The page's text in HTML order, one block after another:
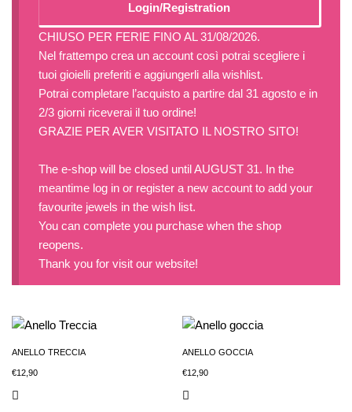
Login/Registration
CHIUSO PER FERIE FINO AL 31/08/2026.
Nel frattempo crea un account così potrai scegliere i
tuoi gioielli preferiti e aggiungerli alla wishlist.
Potrai completare l’acquisto a partire dal 31 agosto e in
2/3 giorni riceverai il tuo ordine!
GRAZIE PER AVER VISITATO IL NOSTRO SITO!
The e-shop will be closed until AUGUST 31. In the
meantime log in or register a new account to add your
favourite jewels in the wish list.
You can complete you purchase when the shop
reopens.
Thank you for visit our website!
ANELLO TRECCIA
€12,90
ANELLO GOCCIA
€12,90